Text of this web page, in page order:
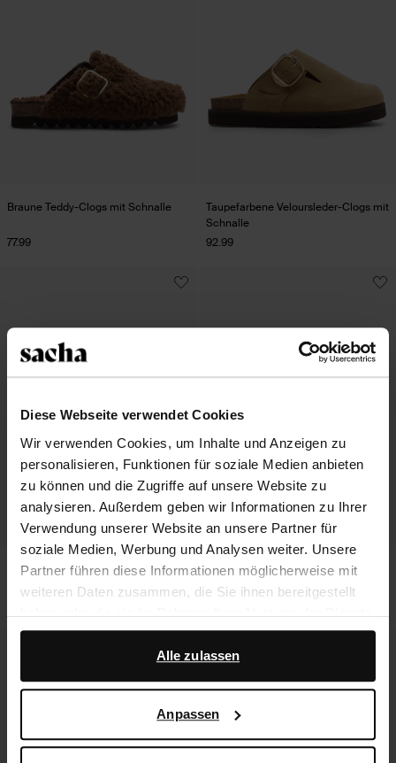
Diese Webseite verwendet Cookies
Wir verwenden Cookies, um Inhalte und Anzeigen zu
personalisieren, Funktionen für soziale Medien anbieten
zu können und die Zugriffe auf unsere Website zu
analysieren. Außerdem geben wir Informationen zu Ihrer
Verwendung unserer Website an unsere Partner für
soziale Medien, Werbung und Analysen weiter. Unsere
Partner führen diese Informationen möglicherweise mit
weiteren Daten zusammen, die Sie ihnen bereitgestellt
haben oder die sie im Rahmen Ihrer Nutzung der Dienste
gesammelt haben.
Darüber hinaus arbeiten wir mit Google zu Werbe- und
darüber, wie Google Ihre personenbezogenen Daten
verwendet, finden Sie auf derSeite zur geschäftlichen
Alle zulassen
Anpassen
Braune Teddy-Clogs mit Schnalle
77.99
Taupefarbene Veloursleder-Clogs mit
Schnalle
92.99
Cow Clogs mit Schnalle
Bordeauxrote Ballerinas in Flecht-
Optik